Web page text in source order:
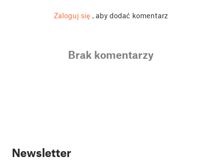
Zaloguj się , aby dodać komentarz
Brak komentarzy
Newsletter